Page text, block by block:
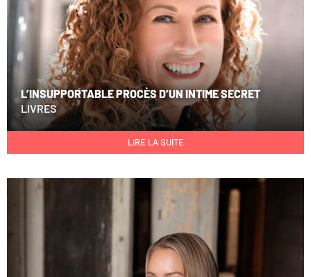
L’INSUPPORTABLE PROCÈS D’UN INTIME SECRET
LIVRES
LIRE LA SUITE